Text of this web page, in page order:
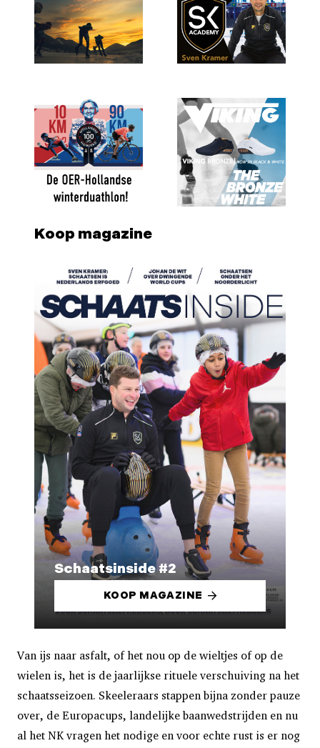
Koop magazine
Schaatsinside #2
KOOP MAGAZINE
Van ijs naar asfalt, of het nou op de wieltjes of op de
wielen is, het is de jaarlijkse rituele verschuiving na het
schaatsseizoen. Skeeleraars stappen bijna zonder pauze
over, de Europacups, landelijke baanwedstrijden en nu
al het NK vragen het nodige en voor echte rust is er nog